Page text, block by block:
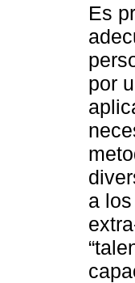
Es
por
a